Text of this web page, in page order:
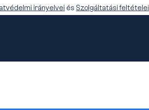
irányelvei és Szolgáltatási feltételei